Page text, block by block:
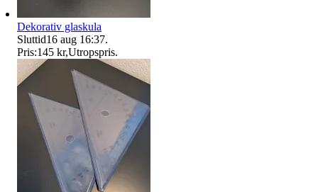
Dekorativ glaskula
Sluttid16 aug 16:37.
Pris:145 kr,Utropspris.